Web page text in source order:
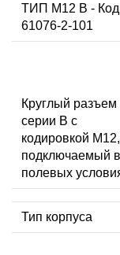
ТИП M12 B -
61076-2-101
Круглый разъем
серии B с
кодировкой M12,
подключаемый в
полевых
Тип корпуса